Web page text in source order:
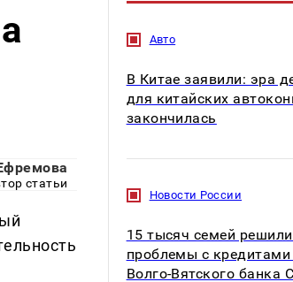
статьи
Авто
В Китае заявили: эра
для китайских
закончилась
Новости России
15 тысяч семей
проблемы с
Волго-Вятского банка